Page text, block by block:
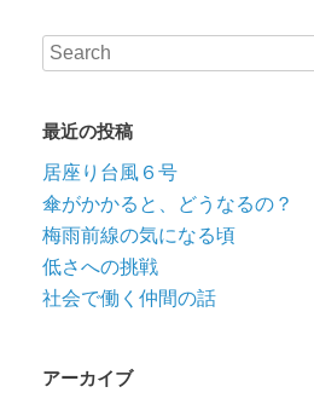
最近の投稿
居座り台風６号
傘がかかると、どうなるの？
梅雨前線の気になる頃
低さへの挑戦
社会で働く仲間の話
アーカイブ